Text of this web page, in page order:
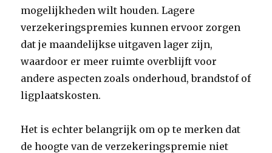
mogelijkheden wilt houden. Lagere
verzekeringspremies kunnen ervoor zorgen
dat je maandelijkse uitgaven lager zijn,
waardoor er meer ruimte overblijft voor
andere aspecten zoals onderhoud, brandstof of
ligplaatskosten.
Het is echter belangrijk om op te merken dat
de hoogte van de verzekeringspremie niet